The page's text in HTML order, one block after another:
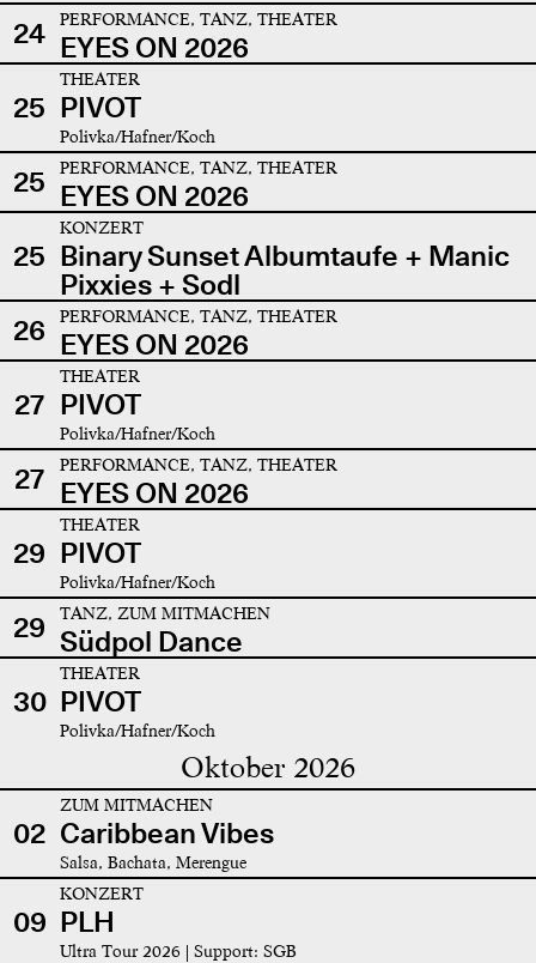
24 PERFORMANCE, TANZ, THEATER
EYES ON 2026
25
THEATER
PIVOT
Polivka/Hafner/Koch
25 PERFORMANCE, TANZ, THEATER
EYES ON 2026
25
KONZERT
Binary Sunset Albumtaufe + Manic
Pixxies + Sodl
26
PERFORMANCE, TANZ, THEATER
EYES ON 2026
27
THEATER
PIVOT
Polivka/Hafner/Koch
27 PERFORMANCE, TANZ, THEATER
EYES ON 2026
29
THEATER
PIVOT
Polivka/Hafner/Koch
29 TANZ, ZUM MITMACHEN
Südpol Dance
30
THEATER
PIVOT
Polivka/Hafner/Koch
Oktober 2026
02
ZUM MITMACHEN
Caribbean Vibes
Salsa, Bachata, Merengue
09
KONZERT
PLH
Ultra Tour 2026 | Support: SGB